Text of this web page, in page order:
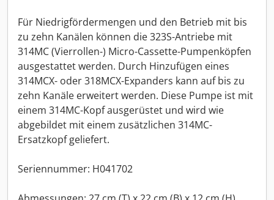
Für Niedrigfördermengen und den Betrieb mit bis
zu zehn Kanälen können die 323S-Antriebe mit
314MC (Vierrollen-) Micro-Cassette-Pumpenköpfen
ausgestattet werden. Durch Hinzufügen eines
314MCX- oder 318MCX-Expanders kann auf bis zu
zehn Kanäle erweitert werden. Diese Pumpe ist mit
einem 314MC-Kopf ausgerüstet und wird wie
abgebildet mit einem zusätzlichen 314MC-
Ersatzkopf geliefert.
Seriennummer: H041702